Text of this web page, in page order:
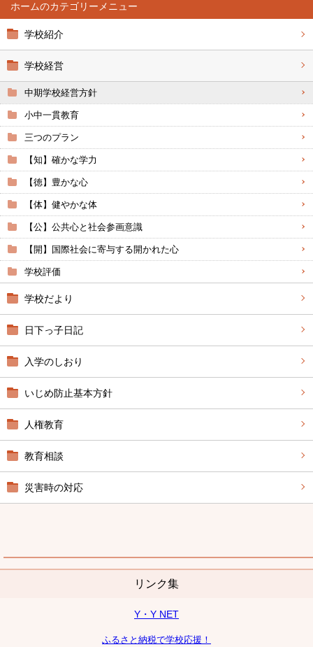
ホーム
学校紹介
学校経営
中期学校経営方針
小中一貫教育
三つのプラン
【知】確かな学力
【徳】豊かな心
【体】健やかな体
【公】公共心と社会参画意識
【開】国際社会に寄与する開かれた心
学校評価
学校だより
日下っ子日記
入学のしおり
いじめ防止基本方針
人権教育
教育相談
災害時の対応
リンク集
Y・Y NET
ふるさと納税で学校応援！